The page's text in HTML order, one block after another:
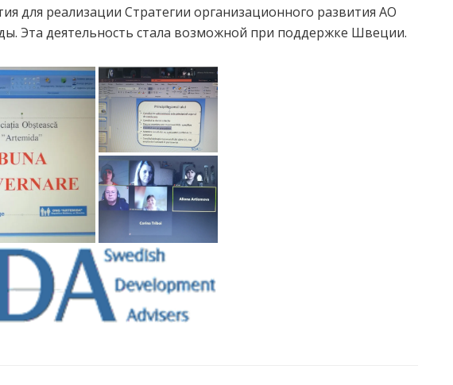
для реализации Стратегии организационного развития АО
Эта деятельность стала возможной при поддержке Швеции.